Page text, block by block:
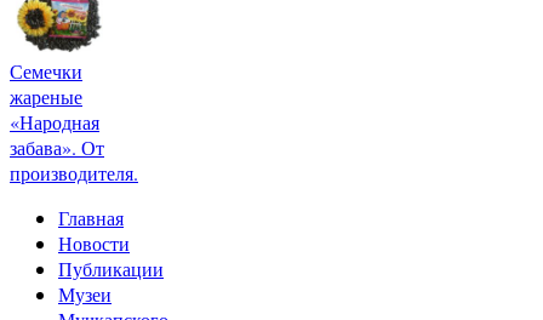
Семечки
жареные
«Народная
забава». От
производителя.
Главная
Новости
Публикации
Музеи